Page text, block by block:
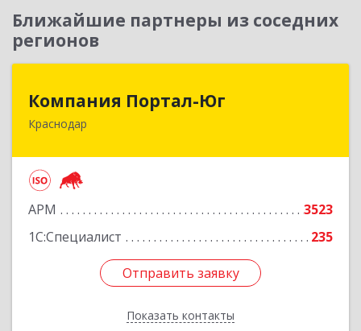
Ближайшие партнеры из соседних
регионов
Компания Портал-Юг
Краснодар
АРМ
3523
1С:Специалист
235
Отправить заявку
Показать контакты
350020, Краснодарский край, Краснодар г,
Отправить заявку
Назад